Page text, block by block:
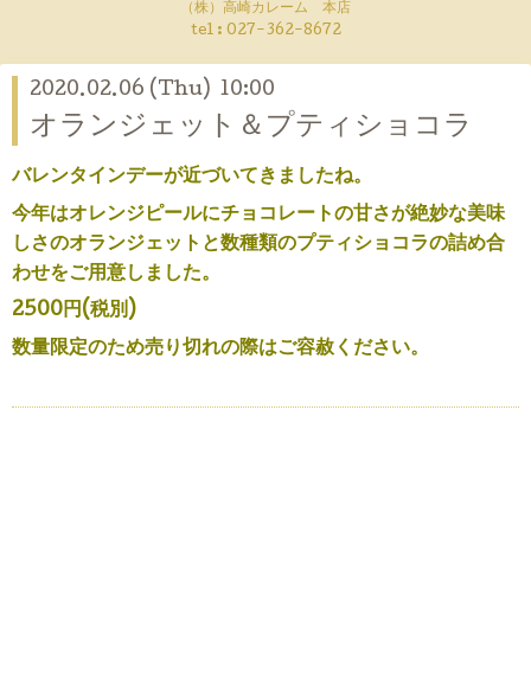
（株）高崎カレーム 本店
tel : 027-362-8672
2020.02.06 (Thu) 10:00
オランジェット＆プティショコラ
バレンタインデーが近づいてきましたね。
今年はオレンジピールにチョコレートの甘さが絶妙な美味
しさのオランジェットと数種類のプティショコラの詰め合
わせをご用意しました。
2500円(税別)
数量限定のため売り切れの際はご容赦ください。